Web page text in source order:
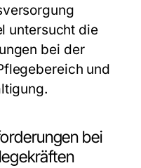
untersucht die
bei der
und
bei